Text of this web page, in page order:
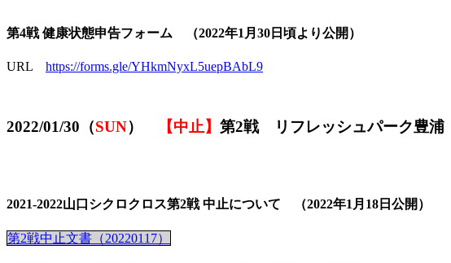
第4戦 健康状態申告フォーム （2022年1月30日頃より公開）
URL https://forms.gle/YHkmNyxL5uepBAbL9
2022/01/30（SUN） 【中止】 第2戦 リフレッシュパーク豊浦
2021-2022山口シクロクロス第2戦 中止について （2022年1月18日公開）
第2戦中止文書（20220117）